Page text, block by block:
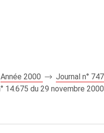
Année 2000
Journal n°
14.675 du 29 novembre